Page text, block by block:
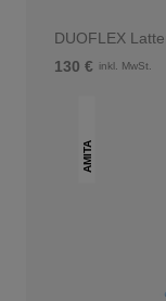
DUOFLEX
130 €
inkl. MwSt.
AMITA